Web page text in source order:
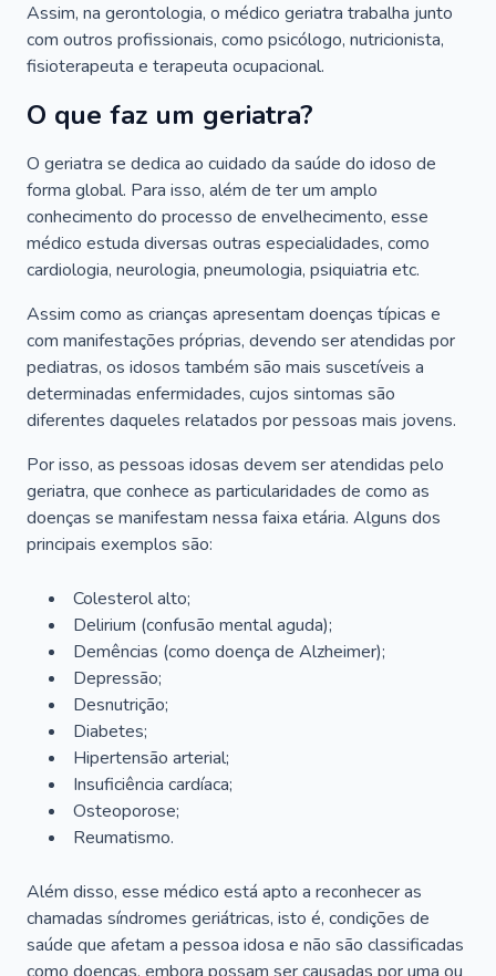
Assim, na gerontologia, o médico geriatra trabalha junto
com outros profissionais, como psicólogo, nutricionista,
fisioterapeuta e terapeuta ocupacional.
O que faz um geriatra?
O geriatra se dedica ao cuidado da saúde do idoso de
forma global. Para isso, além de ter um amplo
conhecimento do processo de envelhecimento, esse
médico estuda diversas outras especialidades, como
cardiologia, neurologia, pneumologia, psiquiatria etc.
Assim como as crianças apresentam doenças típicas e
com manifestações próprias, devendo ser atendidas por
pediatras, os idosos também são mais suscetíveis a
determinadas enfermidades, cujos sintomas são
diferentes daqueles relatados por pessoas mais jovens.
Por isso, as pessoas idosas devem ser atendidas pelo
geriatra, que conhece as particularidades de como as
doenças se manifestam nessa faixa etária. Alguns dos
principais exemplos são:
Colesterol alto;
Delirium (confusão mental aguda);
Demências (como doença de Alzheimer);
Depressão;
Desnutrição;
Diabetes;
Hipertensão arterial;
Insuficiência cardíaca;
Osteoporose;
Reumatismo.
Além disso, esse médico está apto a reconhecer as
chamadas síndromes geriátricas, isto é, condições de
saúde que afetam a pessoa idosa e não são classificadas